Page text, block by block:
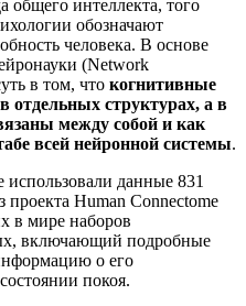
общего интеллекта, того
обозначают
человека. В основе
(Network
в том, что когнитивные
отдельных структурах, а в
между собой и как
всей нейронной системы.
данные 831
проекта Human Connectome
в мире наборов
включающий подробные
о его
покоя.